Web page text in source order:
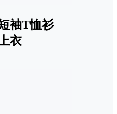
袖T恤衫
衣